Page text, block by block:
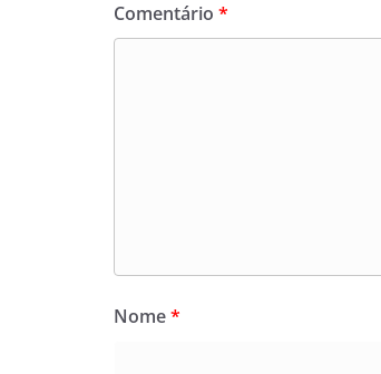
Comentário *
Nome*